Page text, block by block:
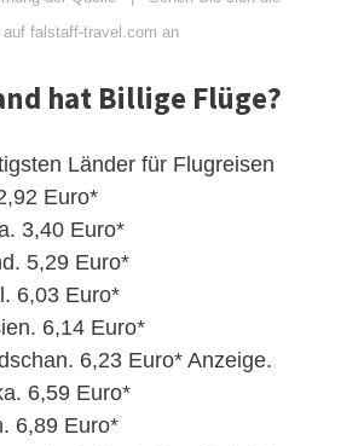
falstaff-travel.com an
hat Billige Flüge?
Länder für Flugreisen
Euro*
3,40 Euro*
5,29 Euro*
6,03 Euro*
6,14 Euro*
6,23 Euro* Anzeige.
6,59 Euro*
6,89 Euro*